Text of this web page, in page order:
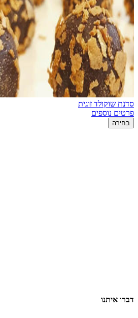
סדנת שוקולד זוגית
פרטים נוספים
בחירה
דברו איתנו